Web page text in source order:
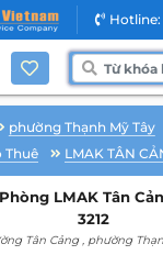
Hotline:
phường Thạnh Mỹ Tây
Thuê
LMAK TÂN
LMAK Tân
3212
Tân Cảng , phường